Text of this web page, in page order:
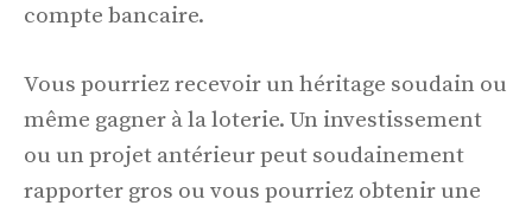
compte bancaire.
Vous pourriez recevoir un héritage soudain ou
même gagner à la loterie. Un investissement
ou un projet antérieur peut soudainement
rapporter gros ou vous pourriez obtenir une